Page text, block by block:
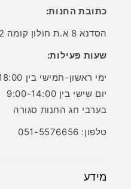
כתובת החנות:
הסדנא 8 א.ת חולון קומה 2 ביתן 219
שעות פעילות:
ימי ראשון-חמישי בין 10:00-18:00
יום שישי בין 9:00-14:00
בערבי חג החנות סגורה
טלפון: 051-5576656
מידע